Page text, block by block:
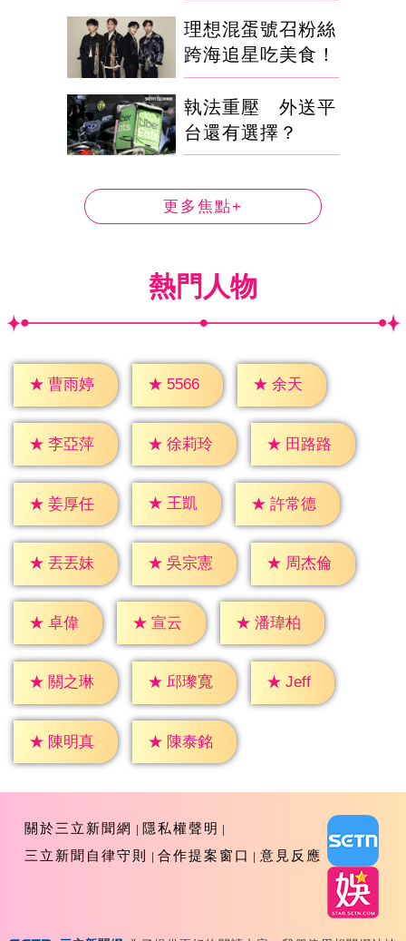
理想混蛋號召粉絲
跨海追星吃美食！
執法重壓 外送平
台還有選擇？
更多焦點+
熱門人物
★ 曹雨婷 ★ 5566 ★ 余天
★ 李亞萍 ★ 徐莉玲 ★ 田路路
★ 姜厚任 ★ 王凱 ★ 許常德
★ 丟丟妹 ★ 吳宗憲 ★ 周杰倫
★ 卓偉 ★ 宣云 ★ 潘瑋柏
★ 關之琳 ★ 邱瓈寬 ★ Jeff
★ 陳明真 ★ 陳泰銘
關於三立新聞網
隱私權聲明
三立新聞自律守則
合作提案窗口 意見反應